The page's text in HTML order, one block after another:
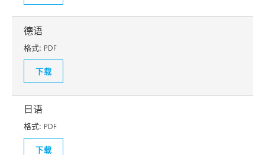
德语
格式: PDF
下载
日语
格式: PDF
下载